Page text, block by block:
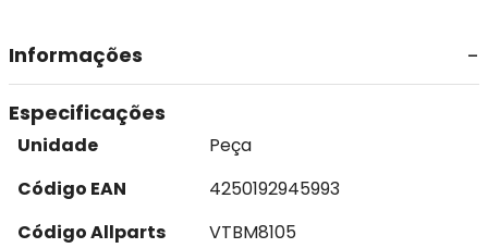
Informações
Especificações
Unidade
Peça
Código EAN
4250192945993
Código Allparts
VTBM8105